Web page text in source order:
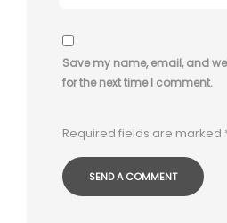
Save my name, email, and
for the next time I comment.
Required fields are marked